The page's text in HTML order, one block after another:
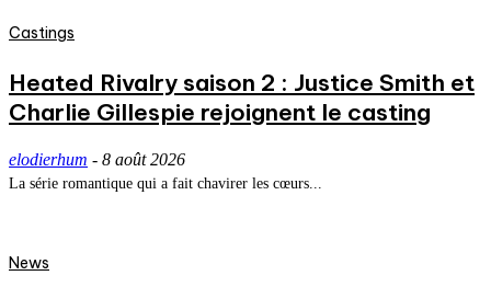
Castings
Heated Rivalry saison 2 : Justice Smith et
Charlie Gillespie rejoignent le casting
elodierhum - 8 août 2026
La série romantique qui a fait chavirer les cœurs...
News